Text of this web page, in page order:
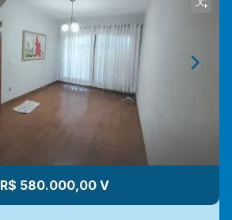
R$ 580.000,00 V